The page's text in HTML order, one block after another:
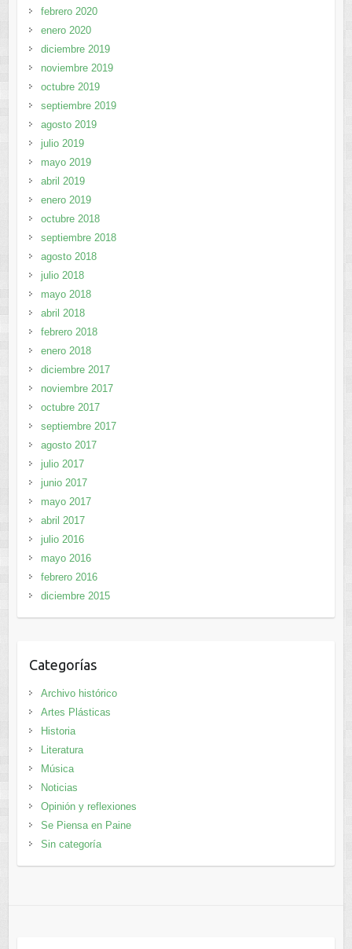
febrero 2020
enero 2020
diciembre 2019
noviembre 2019
octubre 2019
septiembre 2019
agosto 2019
julio 2019
mayo 2019
abril 2019
enero 2019
octubre 2018
septiembre 2018
agosto 2018
julio 2018
mayo 2018
abril 2018
febrero 2018
enero 2018
diciembre 2017
noviembre 2017
octubre 2017
septiembre 2017
agosto 2017
julio 2017
junio 2017
mayo 2017
abril 2017
julio 2016
mayo 2016
febrero 2016
diciembre 2015
Categorías
Archivo histórico
Artes Plásticas
Historia
Literatura
Música
Noticias
Opinión y reflexiones
Se Piensa en Paine
Sin categoría